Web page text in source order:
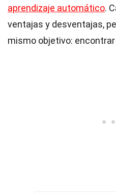
aprendizaje automático.
ventajas y desventajas,
mismo objetivo: